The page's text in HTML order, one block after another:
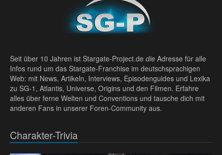
Seit über 10 Jahren ist Stargate-Project.de die Adresse für alle
Infos rund um das Stargate-Franchise im deutschsprachigen
Web: mit News, Artikeln, Interviews, Episodenguides und Lexika
zu SG-1, Atlantis, Universe, Origins und den Filmen. Erfahre
alles über ferne Welten und Conventions und tausche dich mit
anderen Fans in unserer Foren-Community aus.
Charakter-Trivia